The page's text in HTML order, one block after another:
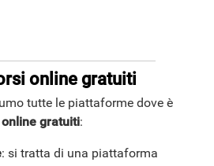
online gratuiti
tutte le piattaforme dove è
gratuiti:
: si tratta di una piattaforma